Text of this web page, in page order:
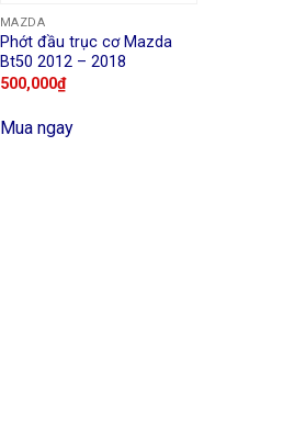
MAZDA
Phớt đầu trục cơ Mazda
Bt50 2012 – 2018
500,000₫
Mua ngay